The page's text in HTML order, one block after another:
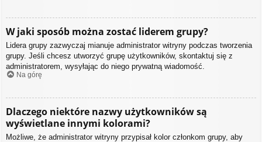
W jaki sposób można zostać liderem grupy?
Lidera grupy zazwyczaj mianuje administrator witryny podczas tworzenia
grupy. Jeśli chcesz utworzyć grupę użytkowników, skontaktuj się z
administratorem, wysyłając do niego prywatną wiadomość.
Na górę
Dlaczego niektóre nazwy użytkowników są
wyświetlane innymi kolorami?
Możliwe, że administrator witryny przypisał kolor członkom grupy, aby